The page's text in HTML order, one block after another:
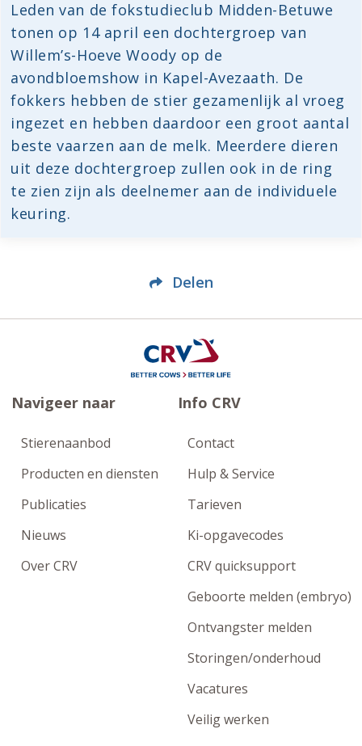
Leden van de fokstudieclub Midden-Betuwe
tonen op 14 april een dochtergroep van
Willem’s-Hoeve Woody op de
avondbloemshow in Kapel-Avezaath. De
fokkers hebben de stier gezamenlijk al vroeg
ingezet en hebben daardoor een groot aantal
beste vaarzen aan de melk. Meerdere dieren
uit deze dochtergroep zullen ook in de ring
te zien zijn als deelnemer aan de individuele
keuring.
Delen
Navigeer naar
Stierenaanbod
Producten en diensten
Publicaties
Nieuws
Over CRV
Info CRV
Contact
Hulp & Service
Tarieven
Ki-opgavecodes
CRV quicksupport
Geboorte melden (embryo)
Ontvangster melden
Storingen/onderhoud
Vacatures
Veilig werken